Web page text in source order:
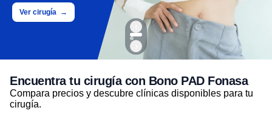
Ver cirugía →
Navegar promociones
Encuentra tu cirugía con Bono PAD Fonasa
Compara precios y descubre clínicas disponibles para tu
cirugía.